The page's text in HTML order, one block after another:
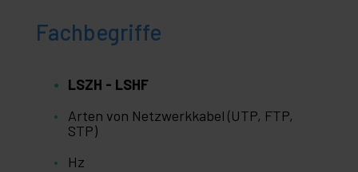
Fachbegriffe
LSZH - LSHF
Arten von Netzwerkkabel (UTP, FTP,
STP)
Hz